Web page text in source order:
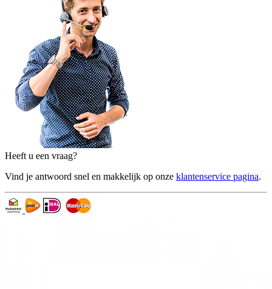
Heeft u een vraag?
Vind je antwoord snel en makkelijk op onze klantenservice pagina.